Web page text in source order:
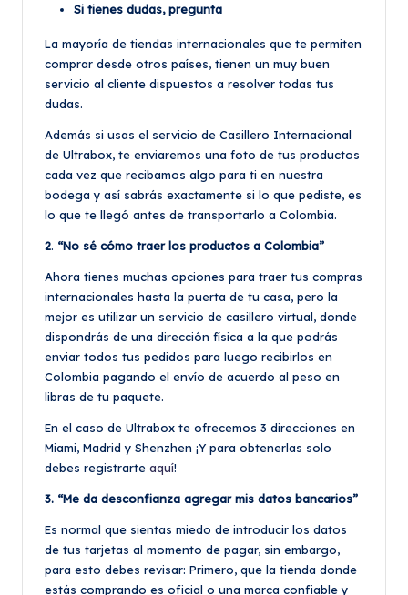
Si tienes dudas, pregunta
La mayoría de tiendas internacionales que te permiten
comprar desde otros países, tienen un muy buen
servicio al cliente dispuestos a resolver todas tus
dudas.
Además si usas el servicio de Casillero Internacional
de Ultrabox, te enviaremos una foto de tus productos
cada vez que recibamos algo para ti en nuestra
bodega y así sabrás exactamente si lo que pediste, es
lo que te llegó antes de transportarlo a Colombia.
2. “No sé cómo traer los productos a Colombia”
Ahora tienes muchas opciones para traer tus compras
internacionales hasta la puerta de tu casa, pero la
mejor es utilizar un servicio de casillero virtual, donde
dispondrás de una dirección física a la que podrás
enviar todos tus pedidos para luego recibirlos en
Colombia pagando el envío de acuerdo al peso en
libras de tu paquete.
En el caso de Ultrabox te ofrecemos 3 direcciones en
Miami, Madrid y Shenzhen ¡Y para obtenerlas solo
debes registrarte aquí!
3. “Me da desconfianza agregar mis datos bancarios”
Es normal que sientas miedo de introducir los datos
de tus tarjetas al momento de pagar, sin embargo,
para esto debes revisar: Primero, que la tienda donde
estás comprando es oficial o una marca confiable y